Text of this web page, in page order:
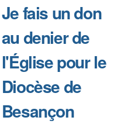
Je fais un don
au denier de
l'Église pour le
Diocèse de
Besançon